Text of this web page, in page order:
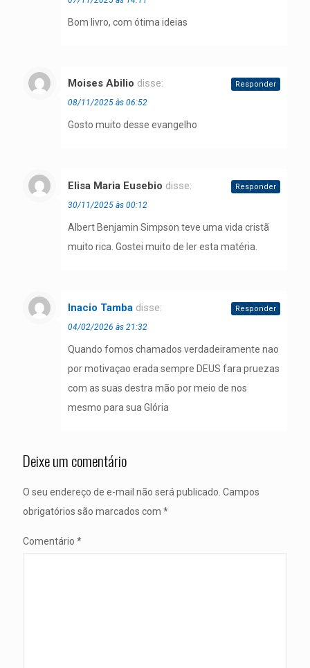
Bom livro, com ótima ideias
Moises Abilio disse:
08/11/2025 às 06:52
Gosto muito desse evangelho
Responder
Elisa Maria Eusebio disse:
30/11/2025 às 00:12
Albert Benjamin Simpson teve uma vida cristã
muito rica. Gostei muito de ler esta matéria.
Responder
Inacio Tamba disse:
04/02/2026 às 21:32
Quando fomos chamados verdadeiramente nao
por motivaçao erada sempre DEUS fara pruezas
com as suas destra mão por meio de nos
mesmo para sua Glória
Responder
Deixe um comentário
O seu endereço de e-mail não será publicado. Campos
obrigatórios são marcados com *
Comentário *